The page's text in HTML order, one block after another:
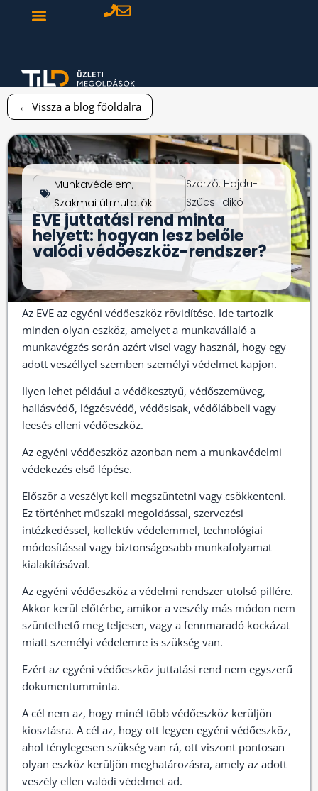
← Vissza a blog főoldalra
Munkavédelem,
Szakmai útmutatók
Szerző: Hajdu-
Szűcs Ildikó
EVE juttatási rend minta
helyett: hogyan lesz belőle
valódi védőeszköz-rendszer?
Az EVE az egyéni védőeszköz rövidítése. Ide tartozik
minden olyan eszköz, amelyet a munkavállaló a
munkavégzés során azért visel vagy használ, hogy egy
adott veszéllyel szemben személyi védelmet kapjon.
Ilyen lehet például a védőkesztyű, védőszemüveg,
hallásvédő, légzésvédő, védősisak, védőlábbeli vagy
leesés elleni védőeszköz.
Az egyéni védőeszköz azonban nem a munkavédelmi
védekezés első lépése.
Először a veszélyt kell megszüntetni vagy csökkenteni.
Ez történhet műszaki megoldással, szervezési
intézkedéssel, kollektív védelemmel, technológiai
módosítással vagy biztonságosabb munkafolyamat
kialakításával.
Az egyéni védőeszköz a védelmi rendszer utolsó pillére.
Akkor kerül előtérbe, amikor a veszély más módon nem
szüntethető meg teljesen, vagy a fennmaradó kockázat
miatt személyi védelemre is szükség van.
Ezért az egyéni védőeszköz juttatási rend nem egyszerű
dokumentumminta.
A cél nem az, hogy minél több védőeszköz kerüljön
kiosztásra. A cél az, hogy ott legyen egyéni védőeszköz,
ahol ténylegesen szükség van rá, ott viszont pontosan
olyan eszköz kerüljön meghatározásra, amely az adott
veszély ellen valódi védelmet ad.